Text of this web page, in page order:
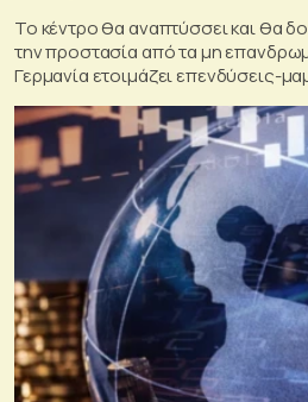
Το κέντρο θα αναπτύσσει και θα
την προστασία από τα μη
Γερμανία ετοιμάζει επενδύσεις-